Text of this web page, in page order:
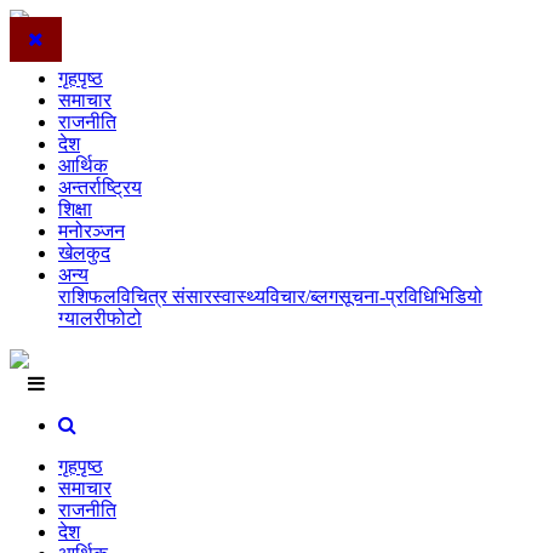
गृहपृष्ठ
समाचार
राजनीति
देश
आर्थिक
अन्तर्राष्ट्रिय
शिक्षा
मनोरञ्जन
खेलकुद
अन्य
राशिफलविचित्र संसारस्वास्थ्यविचार/ब्लगसूचना-प्रविधिभिडियो
ग्यालरीफोटो
गृहपृष्ठ
समाचार
राजनीति
देश